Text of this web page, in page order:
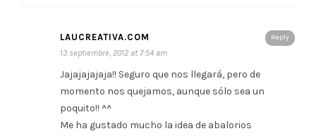
Reply
LAUCREATIVA.COM
13 septiembre, 2012 at 7:54 am
Jajajajajaja!! Seguro que nos llegará, pero de
momento nos quejamos, aunque sólo sea un
poquito!! ^^
Me ha gustado mucho la idea de abalorios